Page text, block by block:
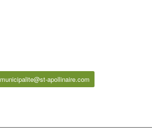
municipalite@st-apollinaire.com